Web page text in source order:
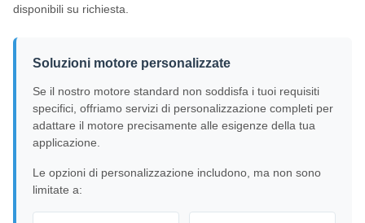
disponibili su richiesta.
Soluzioni motore personalizzate
Se il nostro motore standard non soddisfa i tuoi requisiti
specifici, offriamo servizi di personalizzazione completi per
adattare il motore precisamente alle esigenze della tua
applicazione.
Le opzioni di personalizzazione includono, ma non sono
limitate a: